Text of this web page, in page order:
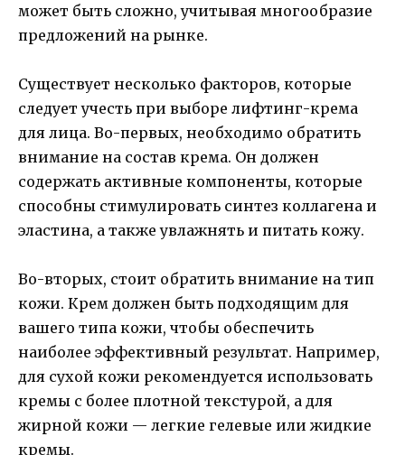
может быть сложно, учитывая многообразие
предложений на рынке.
Существует несколько факторов, которые
следует учесть при выборе лифтинг-крема
для лица. Во-первых, необходимо обратить
внимание на состав крема. Он должен
содержать активные компоненты, которые
способны стимулировать синтез коллагена и
эластина, а также увлажнять и питать кожу.
Во-вторых, стоит обратить внимание на тип
кожи. Крем должен быть подходящим для
вашего типа кожи, чтобы обеспечить
наиболее эффективный результат. Например,
для сухой кожи рекомендуется использовать
кремы с более плотной текстурой, а для
жирной кожи — легкие гелевые или жидкие
кремы.